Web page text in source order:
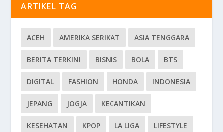
ARTIKEL TAG
ACEH AMERIKA SERIKAT ASIA TENGGARA
BERITA TERKINI BISNIS BOLA BTS
DIGITAL FASHION HONDA INDONESIA
JEPANG JOGJA KECANTIKAN
KESEHATAN KPOP LA LIGA LIFESTYLE